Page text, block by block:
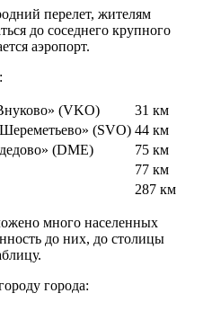
перелет, жителям
до соседнего крупного
аэропорт.
(VKO)
31 км
(SVO) 44 км
(DME)
75 км
77 км
287 км
много населенных
до них, до столицы
города: